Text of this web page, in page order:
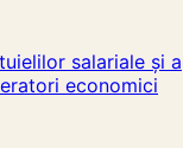
salariale și a
economici